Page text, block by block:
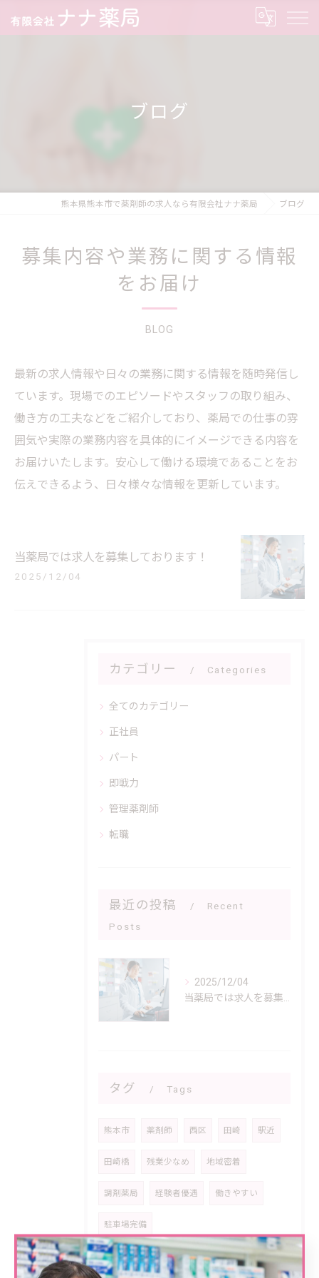
ブログ
熊本県熊本市で薬剤師の求人なら有限会社ナナ薬局 ブログ
募集内容や業務に関する情報
をお届け
BLOG
最新の求人情報や日々の業務に関する情報を随時発信し
ています。現場でのエピソードやスタッフの取り組み、
働き方の工夫などをご紹介しており、薬局での仕事の雰
囲気や実際の業務内容を具体的にイメージできる内容を
お届けいたします。安心して働ける環境であることをお
伝えできるよう、日々様々な情報を更新しています。
当薬局では求人を募集しております！
2025/12/04
カテゴリー Categories
全てのカテゴリー
正社員
パート
即戦力
管理薬剤師
転職
最近の投稿
Recent
Posts
2025/12/04
タグ Tags
熊本市 薬剤師 西区 田崎 駅近
田崎橋 残業少なめ 地域密着
調剤薬局 経験者優遇 働きやすい
駐車場完備